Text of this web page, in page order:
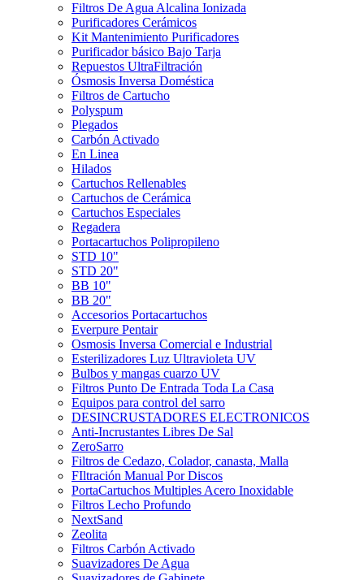
Filtros De Agua Alcalina Ionizada
Purificadores Cerámicos
Kit Mantenimiento Purificadores
Purificador básico Bajo Tarja
Repuestos UltraFiltración
Ósmosis Inversa Doméstica
Filtros de Cartucho
Polyspum
Plegados
Carbón Activado
En Linea
Hilados
Cartuchos Rellenables
Cartuchos de Cerámica
Cartuchos Especiales
Regadera
Portacartuchos Polipropileno
STD 10"
STD 20"
BB 10"
BB 20"
Accesorios Portacartuchos
Everpure Pentair
Osmosis Inversa Comercial e Industrial
Esterilizadores Luz Ultravioleta UV
Bulbos y mangas cuarzo UV
Filtros Punto De Entrada Toda La Casa
Equipos para control del sarro
DESINCRUSTADORES ELECTRONICOS
Anti-Incrustantes Libres De Sal
ZeroSarro
Filtros de Cedazo, Colador, canasta, Malla
FIltración Manual Por Discos
PortaCartuchos Multiples Acero Inoxidable
Filtros Lecho Profundo
NextSand
Zeolita
Filtros Carbón Activado
Suavizadores De Agua